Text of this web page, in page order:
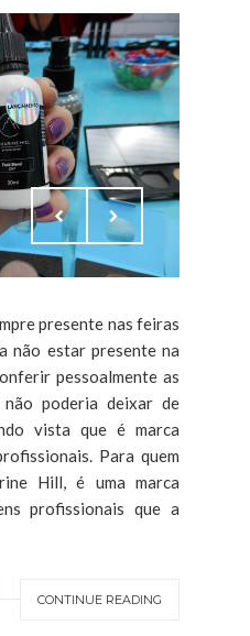
presente nas feiras
não estar presente na
pessoalmente as
poderia deixar de
vista que é marca
Para quem
Hill, é uma marca
profissionais que a
CONTINUE READING